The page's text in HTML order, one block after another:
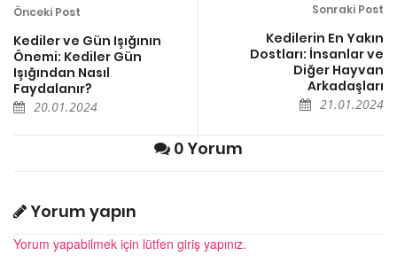
Önceki Post
Kediler ve Gün Işığının
Önemi: Kediler Gün
Işığından Nasıl
Faydalanır?
20.01.2024
Sonraki Post
Kedilerin En Yakın
Dostları: İnsanlar ve
Diğer Hayvan
Arkadaşları
21.01.2024
0 Yorum
Yorum yapın
Yorum yapabilmek için lütfen giriş yapınız.